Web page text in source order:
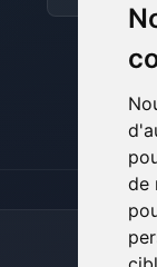
de
07/08/2026 à